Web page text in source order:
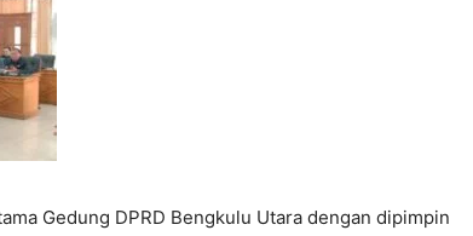
Gedung DPRD Bengkulu Utara dengan dipimpin